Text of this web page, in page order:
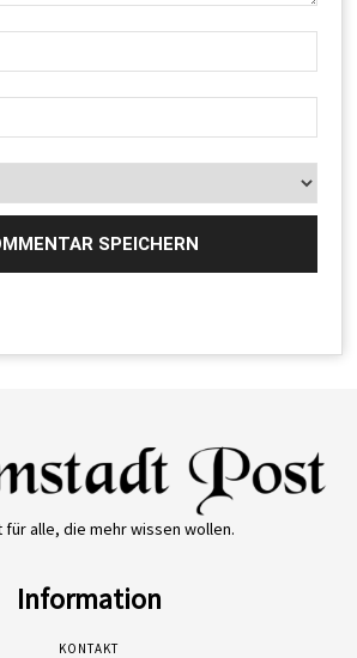
für alle, die mehr wissen wollen.
Information
KONTAKT